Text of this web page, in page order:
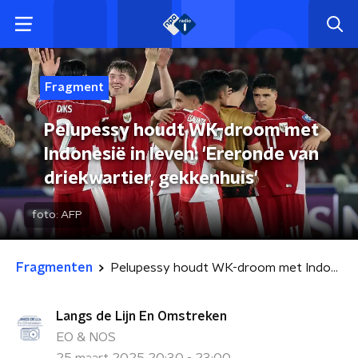
Fragment
Pelupessy houdt WK-droom met
Indonesië in leven: 'Ereronde van
driekwartier, gekkenhuis'
foto: AFP
Fragmenten Pelupessy houdt WK-droom met Indonesië in leven: 'Ereronde van driekwartier, gekkenhuis'
Langs de Lijn En Omstreken
EO & NOS